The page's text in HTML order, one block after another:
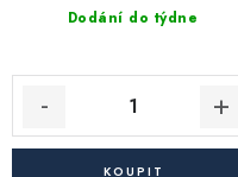
Dodání do týdne